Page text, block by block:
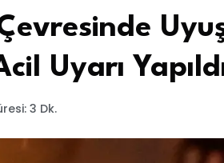
Uyarı
3 Dk.